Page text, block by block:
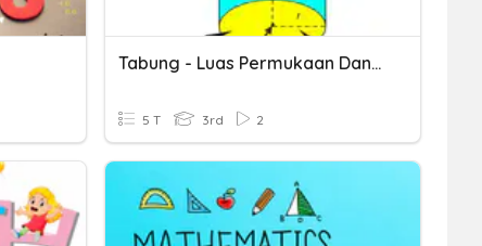
Tabung - Luas Permukaan Dan Volume
5 T 3rd 2